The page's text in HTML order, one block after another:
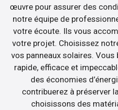
œuvre pour assurer des
notre équipe de
votre écoute. Ils vous
votre projet. Choisissez
vos panneaux solaires. Vous
rapide, efficace et
des économies
contribuerez à préserver
choisissons des